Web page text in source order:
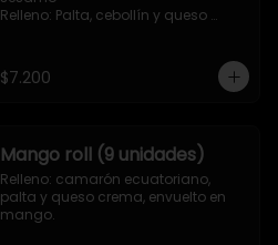
Relleno: Palta, cebollín y queso
$7.200
Mango roll (9 unidades)
Relleno: camarón ecuatoriano,
palta y queso crema, envuelto en
mango.